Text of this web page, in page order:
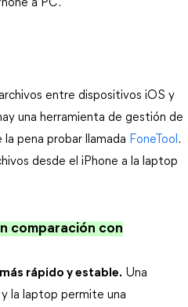
a PC.
entre dispositivos iOS y
una herramienta de gestión de
pena probar llamada FoneTool .
desde el iPhone a la laptop
comparación con
rápido y estable. Una
la laptop permite una